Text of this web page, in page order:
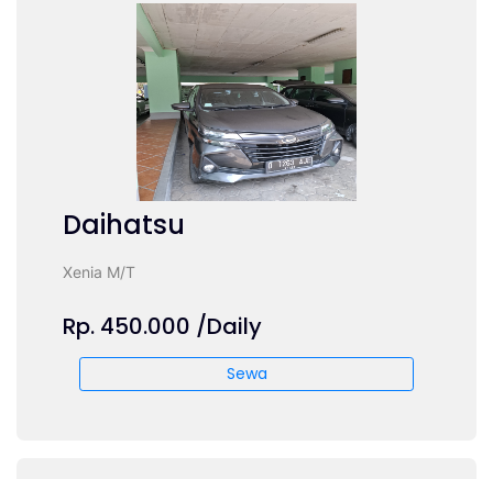
Daihatsu
Xenia M/T
Rp. 450.000 /Daily
Sewa